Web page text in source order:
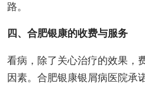
路。
四、合肥银康的收费与服务
看病，除了关心治疗的效果，
因素。合肥银康银屑病医院承